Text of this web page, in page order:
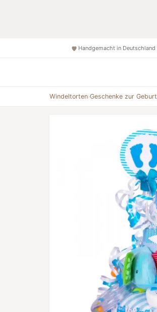
Handgemacht in Deutschland
Windeltorten›Geschenke zur Geburt